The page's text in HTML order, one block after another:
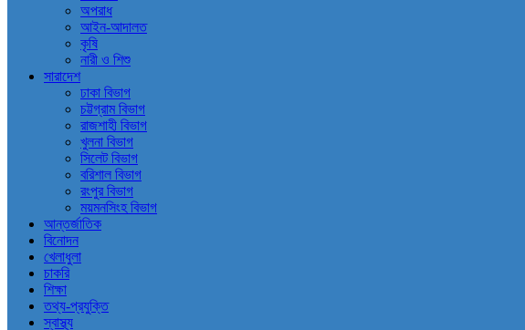
অপরাধ
আইন-আদালত
কৃষি
নারী ও শিশু
সারাদেশ
ঢাকা বিভাগ
চট্টগ্রাম বিভাগ
রাজশাহী বিভাগ
খুলনা বিভাগ
সিলেট বিভাগ
বরিশাল বিভাগ
রংপুর বিভাগ
ময়মনসিংহ বিভাগ
আন্তর্জাতিক
বিনোদন
খেলাধুলা
চাকরি
শিক্ষা
তথ্য-প্রযুক্তি
স্বাস্থ্য